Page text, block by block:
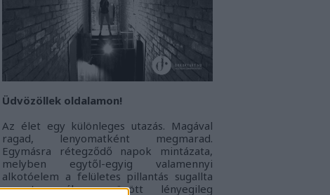
Üdvözöllek oldalamon!
Az élet egy különleges utazás. Magával
ragad, lenyomatként megmarad.
Egymásra rétegződő napok mintázata,
melyben egytől-egyig valamennyi
alkotóelem a felületes pillantás sugallta
monoton álarc mögött lényegileg